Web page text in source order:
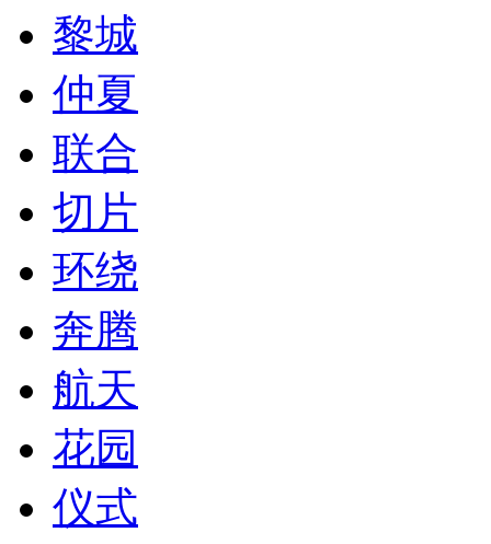
黎城
仲夏
联合
切片
环绕
奔腾
航天
花园
仪式